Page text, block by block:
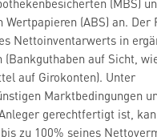
(ABS) an. Der
Nettoinventarwerts in
auf Sicht,
auf Girokonten). Unter
Marktbedingungen
gerechtfertigt ist,
zu 100% seines